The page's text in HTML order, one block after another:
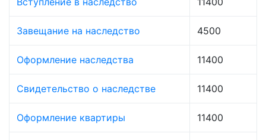
Завещание на наследство 4500
Оформление наследства 11400
Свидетельство о наследстве 11400
Оформление квартиры 11400